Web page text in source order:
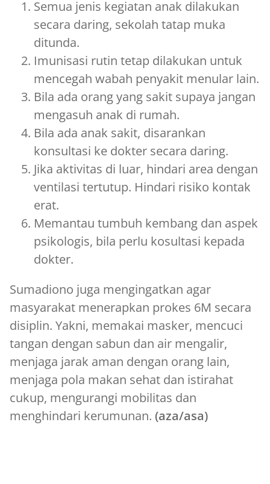
Semua jenis kegiatan anak dilakukan
secara daring, sekolah tatap muka
ditunda.
Imunisasi rutin tetap dilakukan untuk
mencegah wabah penyakit menular lain.
Bila ada orang yang sakit supaya jangan
mengasuh anak di rumah.
Bila ada anak sakit, disarankan
konsultasi ke dokter secara daring.
Jika aktivitas di luar, hindari area dengan
ventilasi tertutup. Hindari risiko kontak
erat.
Memantau tumbuh kembang dan aspek
psikologis, bila perlu kosultasi kepada
dokter.
Sumadiono juga mengingatkan agar
masyarakat menerapkan prokes 6M secara
disiplin. Yakni, memakai masker, mencuci
tangan dengan sabun dan air mengalir,
menjaga jarak aman dengan orang lain,
menjaga pola makan sehat dan istirahat
cukup, mengurangi mobilitas dan
menghindari kerumunan. (aza/asa)